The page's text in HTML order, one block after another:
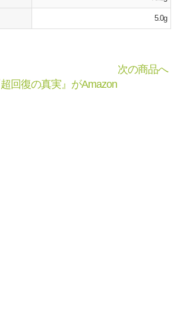
5.0g
次の商品へ
回復の真実』がAmazon